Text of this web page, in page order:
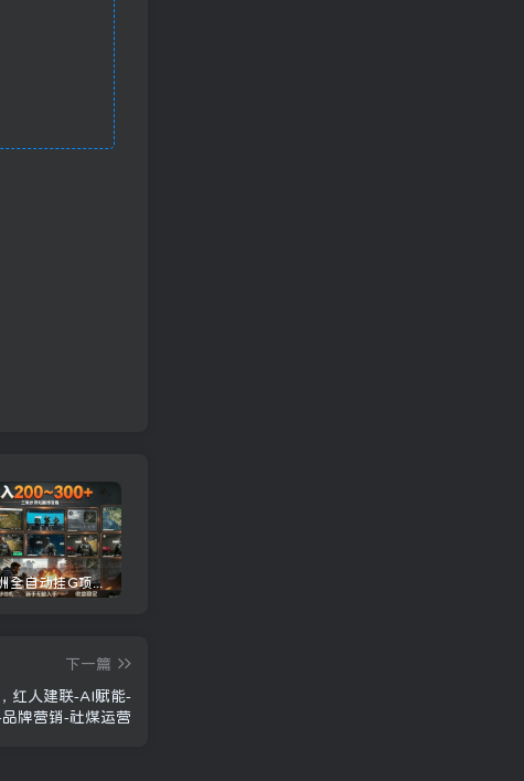
三角洲全自动挂G项目，一台电脑即可操作，防封稳账号，日收益300+，收益全程包回收，省心稳賺【揭秘】
下一篇
红人建联-AI赋能-
牌营销-社煤运营